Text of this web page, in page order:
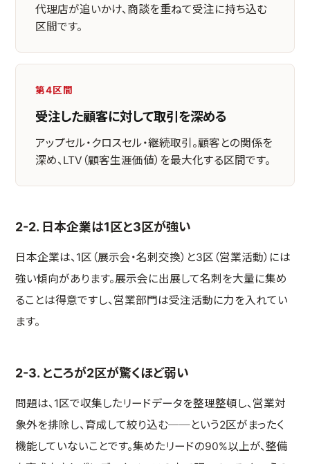
代理店が追いかけ、商談を重ねて受注に持ち込む
区間です。
第4区間
受注した顧客に対して取引を深める
アップセル・クロスセル・継続取引。顧客との関係を
深め、LTV（顧客生涯価値）を最大化する区間です。
2-2. 日本企業は1区と3区が強い
日本企業は、1区（展示会・名刺交換）と3区（営業活動）には
強い傾向があります。展示会に出展して名刺を大量に集め
ることは得意ですし、営業部門は受注活動に力を入れてい
ます。
2-3. ところが2区が驚くほど弱い
問題は、1区で収集したリードデータを整理整頓し、営業対
象外を排除し、育成して絞り込む──という2区がまったく
機能していないことです。集めたリードの90%以上が、整備